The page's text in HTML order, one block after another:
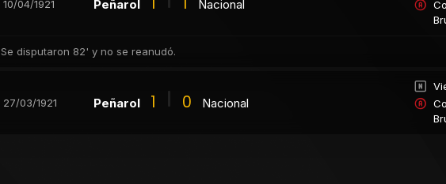
10/04/1921 Peñarol Nacional
Se disputaron 82' y no se reanudó.
27/03/1921 Peñarol 1 0 Nacional